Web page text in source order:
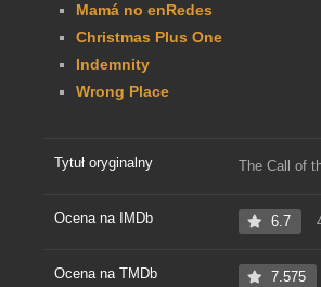
Mamá no enRedes
Christmas Plus One
Indemnity
Wrong Place
Tytuł oryginalny The Call of
Ocena na IMDb 6.7
Ocena na TMDb 7.575